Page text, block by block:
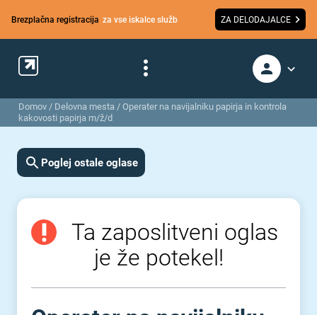
Brezplačna registracija za vse iskalce služb ZA DELODAJALCE
Domov / Delovna mesta / Operater na navijalniku papirja in kontrola
kakovosti papirja m/ž/d
Poglej ostale oglase
Ta zaposlitveni oglas
je že potekel!